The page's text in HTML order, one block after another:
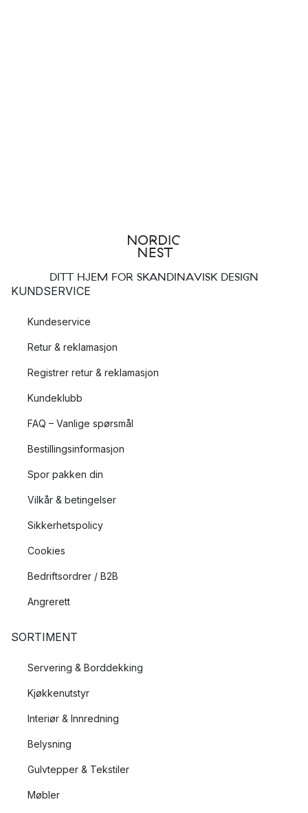
DITT HJEM FOR SKANDINAVISK DESIGN
KUNDSERVICE
Kundeservice
Retur & reklamasjon
Registrer retur & reklamasjon
Kundeklubb
FAQ – Vanlige spørsmål
Bestillingsinformasjon
Spor pakken din
Vilkår & betingelser
Sikkerhetspolicy
Cookies
Bedriftsordrer / B2B
Angrerett
SORTIMENT
Servering & Borddekking
Kjøkkenutstyr
Interiør & Innredning
Belysning
Gulvtepper & Tekstiler
Møbler